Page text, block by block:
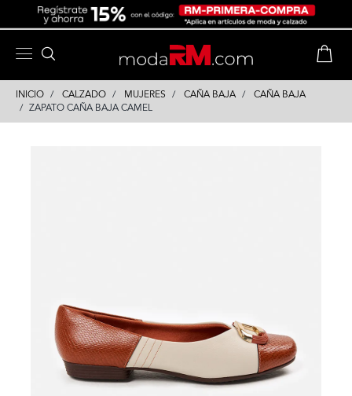
INICIO CALZADO MUJERES CAÑA BAJA
CAÑA BAJA
ZAPATO CAÑA BAJA CAMEL